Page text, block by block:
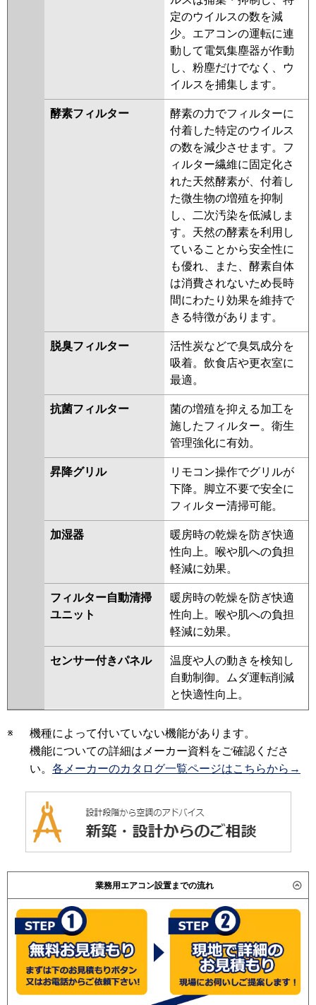
定のウイルスの数を減
少。エアコンの運転に連
動して電気集塵器が作動
し、粉塵だけでなく、ウ
イルスを捕集します。
酵素フィルター
酵素の力でフィルターに
付着した特定のウイルス
の数を減少させます。フ
ィルター繊維に固定化さ
れた天然酵素が、付着し
た微生物の増殖を抑制
し、二次汚染を低減しま
す。天然の酵素を利用し
ていることから安全性に
も優れ、また、酵素自体
は消費されないため長時
間にわたり効果を維持で
きる特徴があります。
脱臭フィルター
活性炭などで臭気成分を
吸着。飲食店や更衣室に
最適。
抗菌フィルター
菌の増殖を抑える加工を
施したフィルター。衛生
管理強化に有効。
昇降グリル
リモコン操作でグリルが
下降。脚立不要で安全に
フィルター清掃可能。
加湿器
暖房時の乾燥を防ぎ快適
性向上。喉や肌への負担
軽減に効果。
フィルター自動清掃
ユニット
暖房時の乾燥を防ぎ快適
性向上。喉や肌への負担
軽減に効果。
センサー付きパネル
温度や人の動きを検知し
自動制御。ムダ運転削減
と快適性向上。
※
機種によって付いていない機能があります。
機能についての詳細はメーカー資料をご確認くださ
い。 各メーカーのカタログ一覧ページはこちらから→
業務用エアコン設置までの流れ